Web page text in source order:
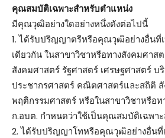
คุณสมบัติเฉพาะสำหรับตำแหน่ง
มีคุณวุฒิอย่างใดอย่างหนึ่งดังต่อไปนี้
1. ได้รับปริญญาตรีหรือคุณวุฒิอย่างอื่นที่
เดียวกัน ในสาขาวิชาหรือทางสังคมศาส
สังคมศาสตร์ รัฐศาสตร์ เศรษฐศาสตร์ บ
ประชากรศาสตร์ คณิตศาสตร์และสถิติ
พฤติกรรมศาสตร์ หรือในสาขาวิชาหรือท
ก.อบต. กำหนดว่าใช้เป็นคุณสมบัติเฉพา
2. ได้รับปริญญาโทหรือคุณวุฒิอย่างอื่นที่